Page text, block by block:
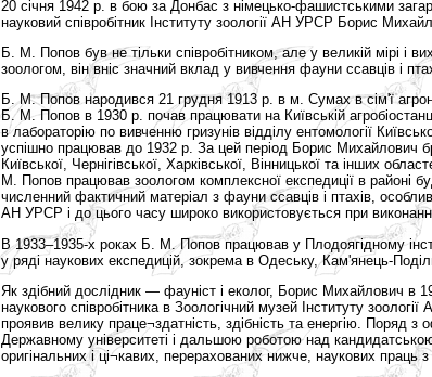
20 січня 1942 р. в бою за Донбас з німецько-фашистськими
науковий співробітник Інституту зоології АН УРСР Борис
Б. М. Попов був не тільки співробітником, але у великій мірі і
зоологом, він вніс значний вклад у вивчення фауни ссавців і
Б. М. Попов народився 21 грудня 1913 р. в м. Сумах в сім'ї
Б. М. Попов в 1930 р. почав працювати на Київській
в лабораторію по вивченню гризунів відділу ентомології
успішно працював до 1932 р. За цей період Борис Михайлович
Київської, Чернігівської, Харківської, Вінницької та інших
М. Попов працював зоологом комплексної експедиції в районі
численний фактичний матеріал з фауни ссавців і птахів,
АН УРСР і до цього часу широко використовується при
В 1933–1935-х роках Б. М. Попов працював у Плодоягідному
у ряді наукових експедицій, зокрема в Одеську, Кам'янець-
Як здібний дослідник — фауніст і еколог, Борис Михайлович в
наукового співробітника в Зоологічний музей Інституту
проявив велику праце¬здатність, здібність та енергію. Поряд
Державному університеті і дальшою роботою над
оригінальних і ці¬кавих, перерахованих нижче, наукових